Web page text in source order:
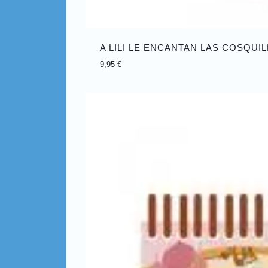
A LILI LE ENCANTAN LAS
9,95 €